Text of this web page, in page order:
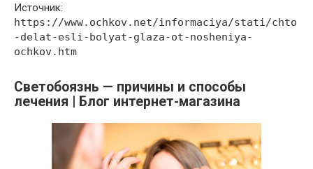
Источник:
https://www.ochkov.net/informaciya/stati/chto
-delat-esli-bolyat-glaza-ot-nosheniya-
ochkov.htm
Светобоязнь — причины и способы
лечения | Блог интернет-магазина